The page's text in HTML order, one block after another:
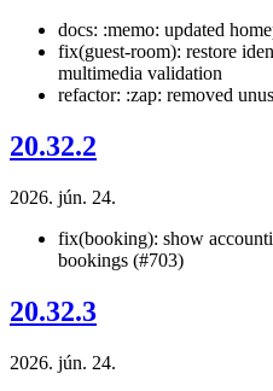
docs: :memo: updated
fix(guest-room): restore
multimedia validation
refactor: :zap: removed
20.32.2
2026. jún. 24.
fix(booking): show
bookings (#703)
20.32.3
2026. jún. 24.